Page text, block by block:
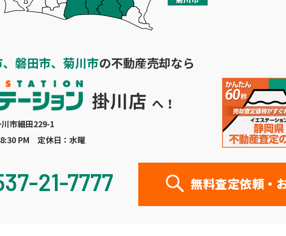
磐田市、菊川市の不動産売却なら
市細田229-1
PM 定休日：水曜
21-7777 無料査定依頼・